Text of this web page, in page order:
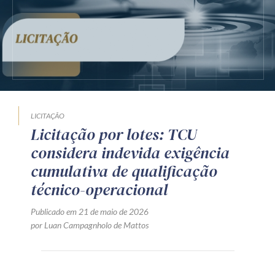
Receba por RSS
Av. Sete de Setembro, 4698
Batel Curitiba/PR CEP80240-000
Whatsapp (41) 98881-6616
LICITAÇÃO
Licitação por lotes: TCU
considera indevida exigência
cumulativa de qualificação
técnico-operacional
Publicado em 21 de maio de 2026
por Luan Campagnholo de Mattos